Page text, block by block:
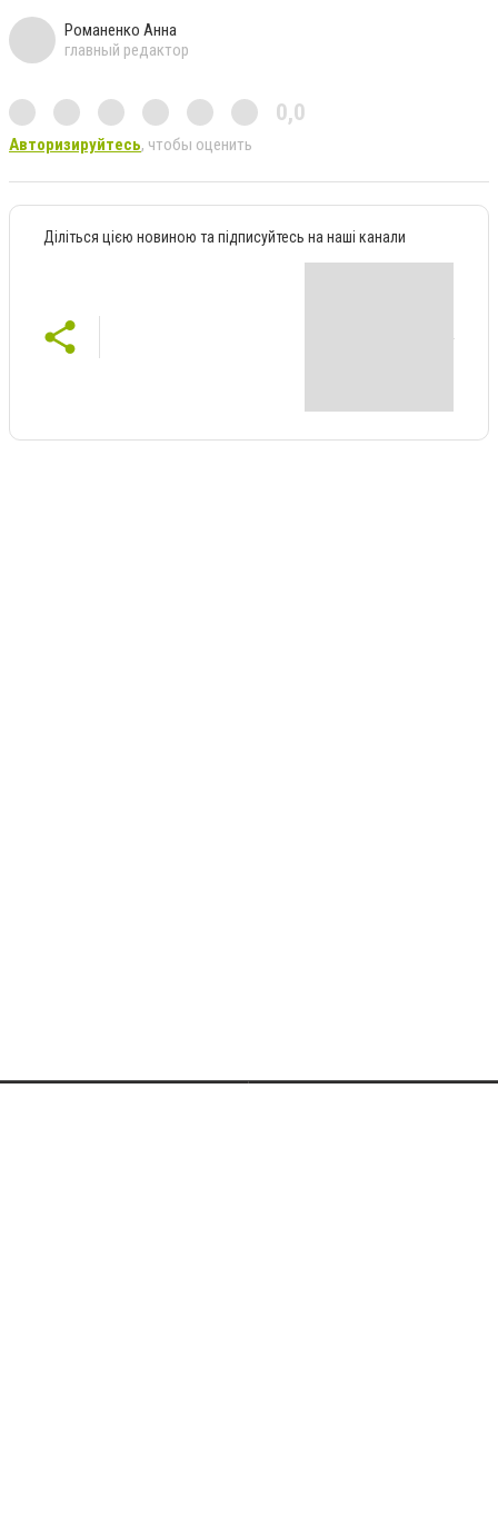
Романенко Анна
главный редактор
0,0
Авторизируйтесь, чтобы оценить
Діліться цією новиною та підписуйтесь на наші канали